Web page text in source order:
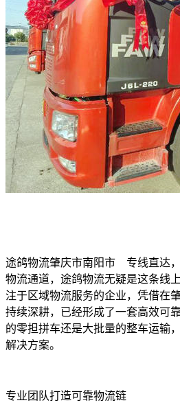
途鸽物流肇庆市南阳市 专线直达
物流通道，途鸽物流无疑是这条线
注于区域物流服务的企业，凭借在
持续深耕，已经形成了一套高效可
的零担拼车还是大批量的整车运输
解决方案。
专业团队打造可靠物流链